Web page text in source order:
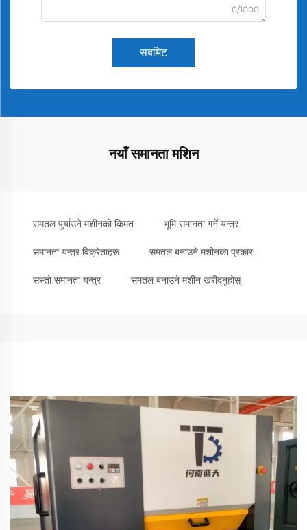
0/1000
सबमिट
नयाँ समानता मशिन
समतल पुर्याउने मशीनको किमत भूमि समानता गर्ने यन्त्र
समानता यन्त्र विक्रेताहरू समतल बनाउने मशीनका प्रकार
सस्तो समानता यन्त्र समतल बनाउने मशीन खरीद्नुहोस्